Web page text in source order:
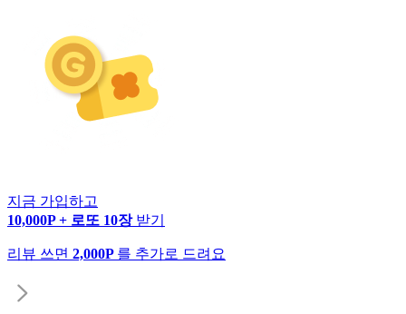
지금 가입하고
10,000P + 로또 10장 받기
리뷰 쓰면 2,000P 를 추가로 드려요